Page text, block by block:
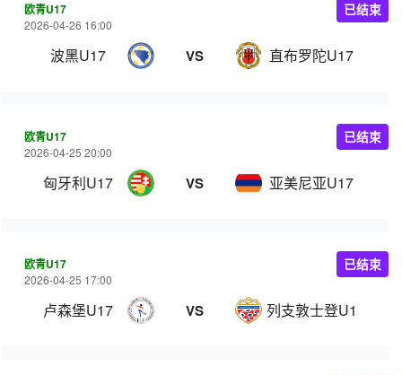
欧青U17
2026-04-26 16:00
波黑U17 VS 直布罗陀U17
已结束
欧青U17
2026-04-25 20:00
匈牙利U17 VS 亚美尼亚U17
已结束
欧青U17
2026-04-25 17:00
卢森堡U17 VS 列支敦士登U17
已结束